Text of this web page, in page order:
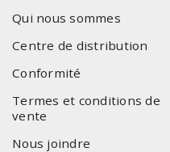
Qui nous sommes
Centre de distribution
Conformité
Termes et conditions de
vente
Nous joindre